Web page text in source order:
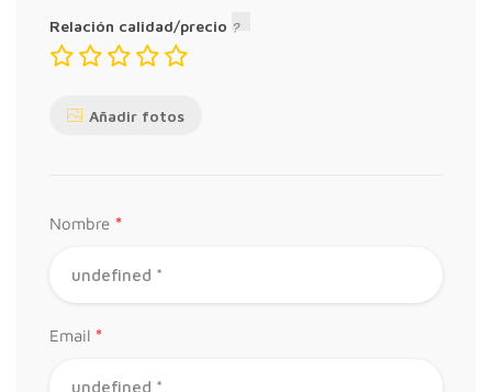
Relación calidad/precio
Añadir fotos
Nombre *
Email *